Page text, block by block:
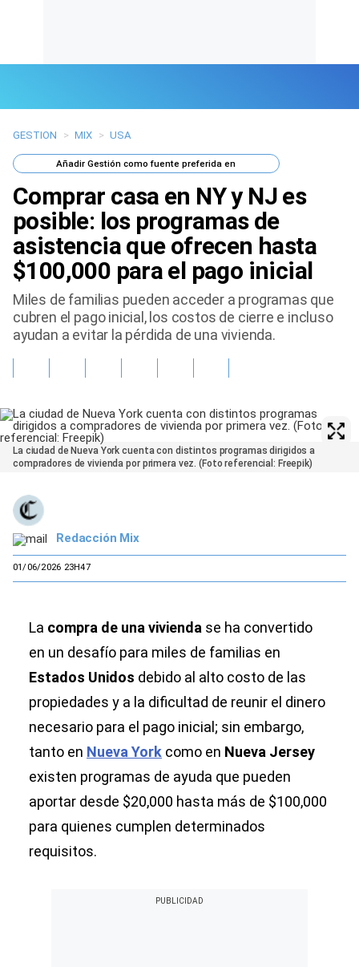
Últimas Noticias
Mi Bolsillo
Respuestas
Gente
Vida Laboral
Tendencias Mix
Sports
GESTION > MIX > USA
AñadirGestión como fuente preferida en
Comprar casa en NY y NJ es
posible: los programas de
asistencia que ofrecen hasta
$100,000 para el pago inicial
Miles de familias pueden acceder a programas que
cubren el pago inicial, los costos de cierre e incluso
ayudan a evitar la pérdida de una vivienda.
La ciudad de Nueva York cuenta con distintos programas dirigidos a
compradores de vivienda por primera vez. (Foto referencial: Freepik)
Redacción Mix
01/06/2026 23H47
La compra de una vivienda se ha convertido
en un desafío para miles de familias en
Estados Unidos debido al alto costo de las
propiedades y a la dificultad de reunir el dinero
necesario para el pago inicial; sin embargo,
tanto en Nueva York como en Nueva Jersey
existen programas de ayuda que pueden
aportar desde $20,000 hasta más de $100,000
para quienes cumplen determinados
requisitos.